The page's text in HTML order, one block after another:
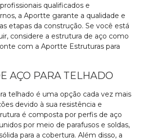
qualificados e
a Aportte garante a qualidade e
etapas da construção. Se você está
considere a estrutura de aço como
com a Aportte Estruturas para
AÇO PARA TELHADO
telhado é uma opção cada vez mais
devido à sua resistência e
é composta por perfis de aço
por meio de parafusos e soldas,
para a cobertura. Além disso, a